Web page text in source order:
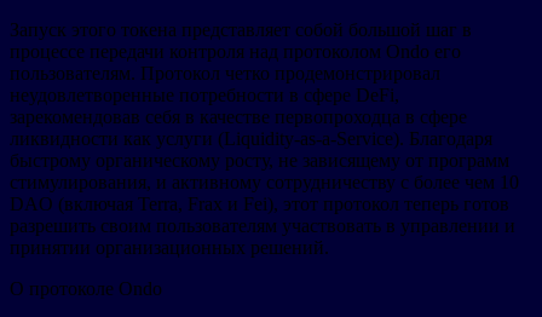
Запуск этого токена представляет собой большой шаг в
процессе передачи контроля над протоколом Ondo его
пользователям. Протокол четко продемонстрировал
неудовлетворенные потребности в сфере DeFi,
зарекомендовав себя в качестве первопроходца в сфере
ликвидности как услуги (Liquidity-as-a-Service). Благодаря
быстрому органическому росту, не зависящему от программ
стимулирования, и активному сотрудничеству с более чем 10
DAO (включая Terra, Frax и Fei), этот протокол теперь готов
разрешить своим пользователям участвовать в управлении и
принятии организационных решений.
О протоколе Ondo